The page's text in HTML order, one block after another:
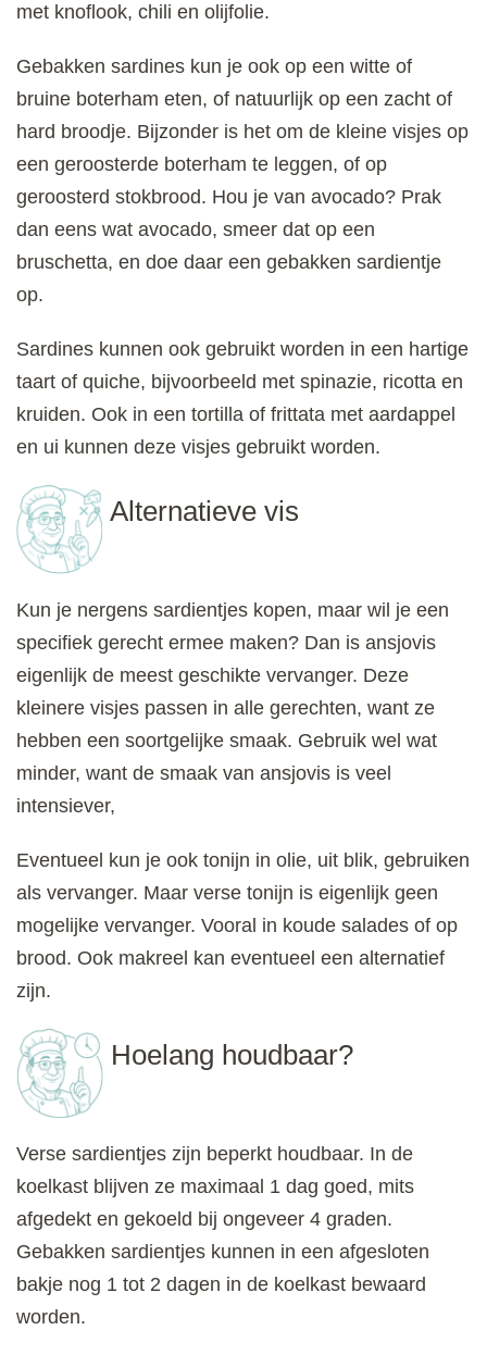
met knoflook, chili en olijfolie.
Gebakken sardines kun je ook op een witte of
bruine boterham eten, of natuurlijk op een zacht of
hard broodje. Bijzonder is het om de kleine visjes op
een geroosterde boterham te leggen, of op
geroosterd stokbrood. Hou je van avocado? Prak
dan eens wat avocado, smeer dat op een
bruschetta, en doe daar een gebakken sardientje
op.
Sardines kunnen ook gebruikt worden in een hartige
taart of quiche, bijvoorbeeld met spinazie, ricotta en
kruiden. Ook in een tortilla of frittata met aardappel
en ui kunnen deze visjes gebruikt worden.
Alternatieve vis
Kun je nergens sardientjes kopen, maar wil je een
specifiek gerecht ermee maken? Dan is ansjovis
eigenlijk de meest geschikte vervanger. Deze
kleinere visjes passen in alle gerechten, want ze
hebben een soortgelijke smaak. Gebruik wel wat
minder, want de smaak van ansjovis is veel
intensiever,
Eventueel kun je ook tonijn in olie, uit blik, gebruiken
als vervanger. Maar verse tonijn is eigenlijk geen
mogelijke vervanger. Vooral in koude salades of op
brood. Ook makreel kan eventueel een alternatief
zijn.
Hoelang houdbaar?
Verse sardientjes zijn beperkt houdbaar. In de
koelkast blijven ze maximaal 1 dag goed, mits
afgedekt en gekoeld bij ongeveer 4 graden.
Gebakken sardientjes kunnen in een afgesloten
bakje nog 1 tot 2 dagen in de koelkast bewaard
worden.